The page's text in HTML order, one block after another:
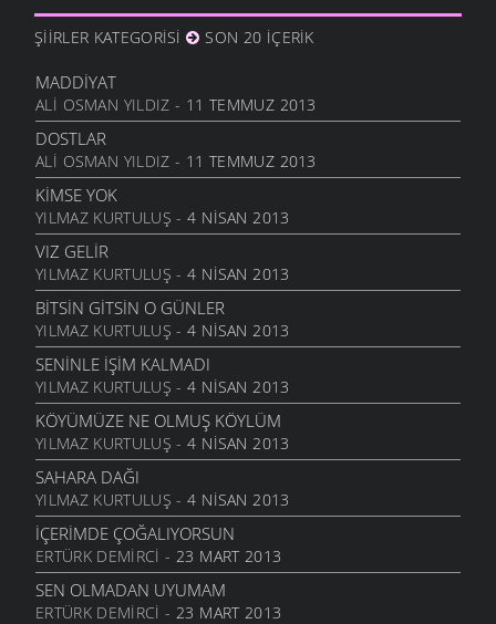
6 MART 2006
İHTIYAR İNSAN
6 MART 2006
SEVGI ÜSTÜNE
6 MART 2006
ANLATAMADIK
6 MART 2006
GEL
6 MART 2006
ANNE
6 MART 2006
NATAŞA
6 MART 2006
ACABA
6 MART 2006
DOLUDUR
6 MART 2006
DAHASI VAR
6 MART 2006
ÖĞRETMENI GÖR
6 MART 2006
ÇORUH
ŞIIRLER KATEGORISI SON 20 İÇERIK
MADDIYAT
ALI OSMAN YILDIZ - 11 TEMMUZ 2013
DOSTLAR
ALI OSMAN YILDIZ - 11 TEMMUZ 2013
KIMSE YOK
YILMAZ KURTULUŞ - 4 NISAN 2013
VIZ GELIR
YILMAZ KURTULUŞ - 4 NISAN 2013
BITSIN GITSIN O GÜNLER
YILMAZ KURTULUŞ - 4 NISAN 2013
SENINLE İŞIM KALMADI
YILMAZ KURTULUŞ - 4 NISAN 2013
KÖYÜMÜZE NE OLMUŞ KÖYLÜM
YILMAZ KURTULUŞ - 4 NISAN 2013
SAHARA DAĞI
YILMAZ KURTULUŞ - 4 NISAN 2013
İÇERIMDE ÇOĞALIYORSUN
ERTÜRK DEMIRCI - 23 MART 2013
SEN OLMADAN UYUMAM
ERTÜRK DEMIRCI - 23 MART 2013